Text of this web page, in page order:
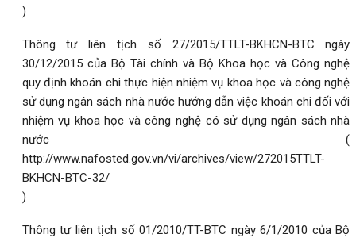
)
Thông tư liên tịch số 27/2015/TTLT-BKHCN-BTC ngày
30/12/2015 của Bộ Tài chính và Bộ Khoa học và Công nghệ
quy định khoán chi thực hiện nhiệm vụ khoa học và công nghệ
sử dụng ngân sách nhà nước hướng dẫn việc khoán chi đối với
nhiệm vụ khoa học và công nghệ có sử dụng ngân sách nhà
nước (
http://www.nafosted.gov.vn/vi/archives/view/272015TTLT-
BKHCN-BTC-32/
)
Thông tư liên tịch số 01/2010/TT-BTC ngày 6/1/2010 của Bộ